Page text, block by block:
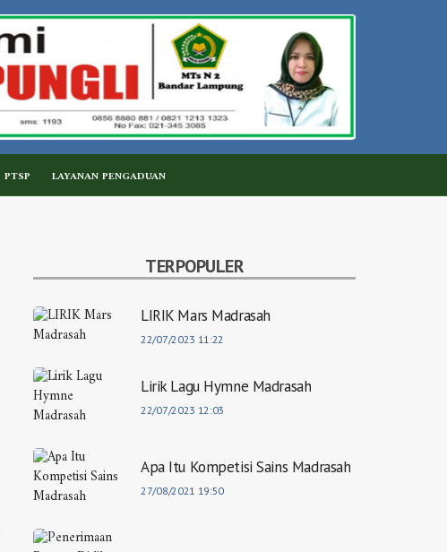
PTSP LAYANAN PENGADUAN
TERPOPULER
LIRIK Mars Madrasah
22/07/2023 11:22
Lirik Lagu Hymne Madrasah
22/07/2023 12:03
Apa Itu Kompetisi Sains Madrasah
27/08/2021 19:50